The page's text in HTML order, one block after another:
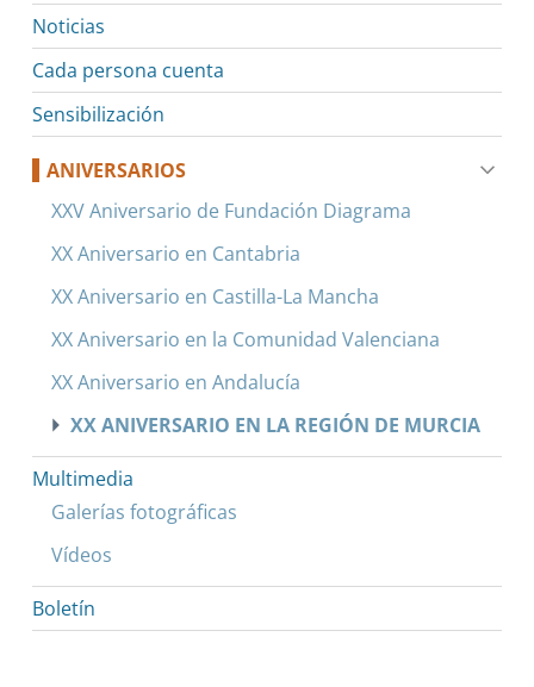
Noticias
Cada persona cuenta
Sensibilización
ANIVERSARIOS
XXV Aniversario de Fundación Diagrama
XX Aniversario en Cantabria
XX Aniversario en Castilla-La Mancha
XX Aniversario en la Comunidad Valenciana
XX Aniversario en Andalucía
XX ANIVERSARIO EN LA REGIÓN DE MURCIA
Multimedia
Galerías fotográficas
Vídeos
Boletín